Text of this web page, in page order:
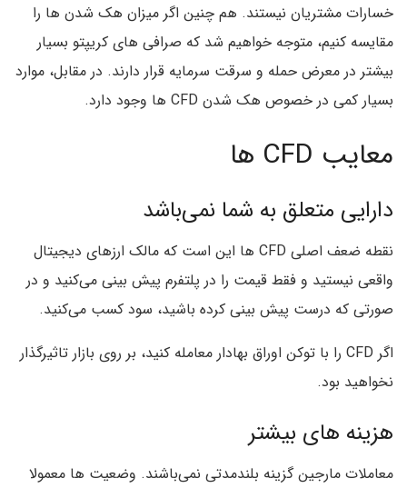
خسارات مشتریان نیستند. هم چنین اگر میزان هک شدن ها را
مقایسه کنیم، متوجه خواهیم شد که صرافی های کریپتو بسیار
بیشتر در معرض حمله و سرقت سرمایه قرار دارند. در مقابل، موارد
بسیار کمی در خصوص هک شدن CFD ها وجود دارد.
معایب CFD ها
دارایی متعلق به شما نمی‌باشد
نقطه ضعف اصلی CFD ها این است که مالک ارزهای دیجیتال
واقعی نیستید و فقط قیمت را در پلتفرم پیش بینی می‌کنید و در
صورتی که درست پیش بینی کرده باشید، سود کسب می‌کنید.
اگر CFD را با توکن اوراق بهادار معامله کنید، بر روی بازار تاثیرگذار
نخواهید بود.
هزینه های بیشتر
معاملات مارجین گزینه بلندمدتی نمی‌باشند. وضعیت ها معمولا